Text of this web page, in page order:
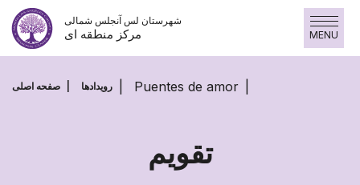
پرش
محتوا
شهرستان لس آنجلس شمالی
مرکز منطقه ای MENU
صفحه اصلی رویدادها Puentes de amor
تقویم